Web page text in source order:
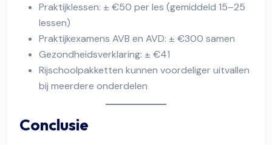
Praktijklessen: ± €50 per les (gemiddeld 15–25
lessen)
Praktijkexamens AVB en AVD: ± €300 samen
Gezondheidsverklaring: ± €41
Rijschoolpakketten kunnen voordeliger uitvallen
bij meerdere onderdelen
Conclusie